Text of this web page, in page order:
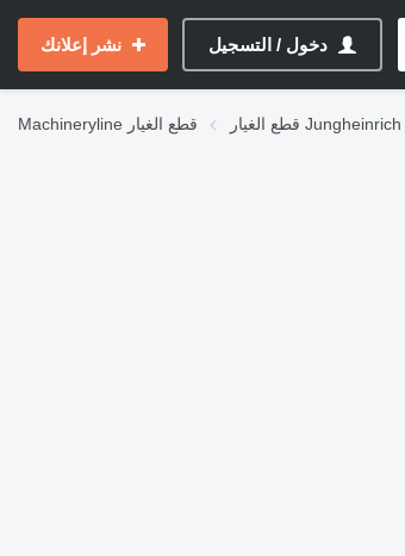
دخول / التسجيل نشر إعلانك
Machineryline قطع الغيار قطع الغيار Jungheinrich